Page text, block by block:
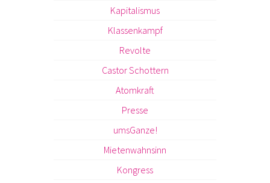
Kapitalismus
Klassenkampf
Revolte
Castor Schottern
Atomkraft
Presse
umsGanze!
Mietenwahnsinn
Kongress